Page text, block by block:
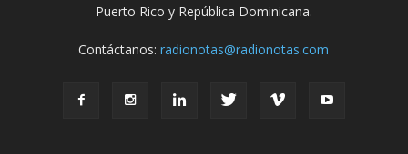
Puerto Rico y República Dominicana.
Contáctanos:radionotas@radionotas.com